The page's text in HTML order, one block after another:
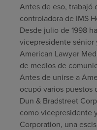
Antes de eso, trabajó
controladora de IMS
Desde julio de 1998
vicepresidente
American Lawyer
de medios de
Antes de unirse a
ocupó varios puestos
Dun & Bradstreet
como vicepresidente
Corporation, una